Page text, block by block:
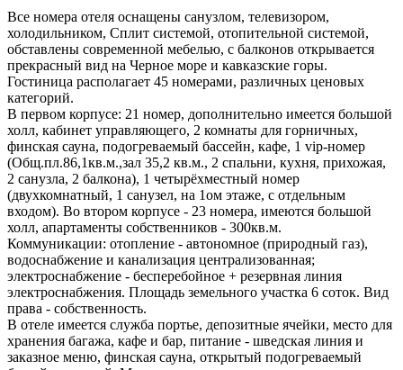
Все номера отеля оснащены санузлом, телевизором,
холодильником, Сплит системой, отопительной системой,
обставлены современной мебелью, с балконов открывается
прекрасный вид на Черное море и кавказские горы.
Гостиница располагает 45 номерами, различных ценовых
категорий.
В первом корпусе: 21 номер, дополнительно имеется большой
холл, кабинет управляющего, 2 комнаты для горничных,
финская сауна, подогреваемый бассейн, кафе, 1 vip-номер
(Общ.пл.86,1кв.м.,зал 35,2 кв.м., 2 спальни, кухня, прихожая,
2 санузла, 2 балкона), 1 четырёхместный номер
(двухкомнатный, 1 санузел, на 1ом этаже, с отдельным
входом). Во втором корпусе - 23 номера, имеются большой
холл, апартаменты собственников - 300кв.м.
Коммуникации: отопление - автономное (природный газ),
водоснабжение и канализация централизованная;
электроснабжение - бесперебойное + резервная линия
электроснабжения. Площадь земельного участка 6 соток. Вид
права - собственность.
В отеле имеется служба портье, депозитные ячейки, место для
хранения багажа, кафе и бар, питание - шведская линия и
заказное меню, финская сауна, открытый подогреваемый